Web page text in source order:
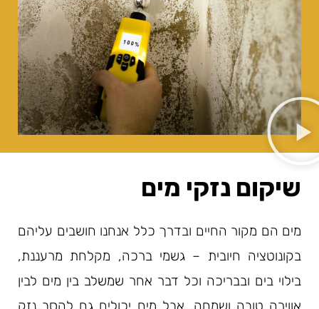
שיקום נזקי מים
מים הם מקור החיים ובדרך כלל אנחנו חושבים עליהם
בקונוטציה חיובית – גשמי ברכה, מקלחת מרעננת,
בילוי בים ובבריכה וכל דבר אחר שמשלב בין מים לבין